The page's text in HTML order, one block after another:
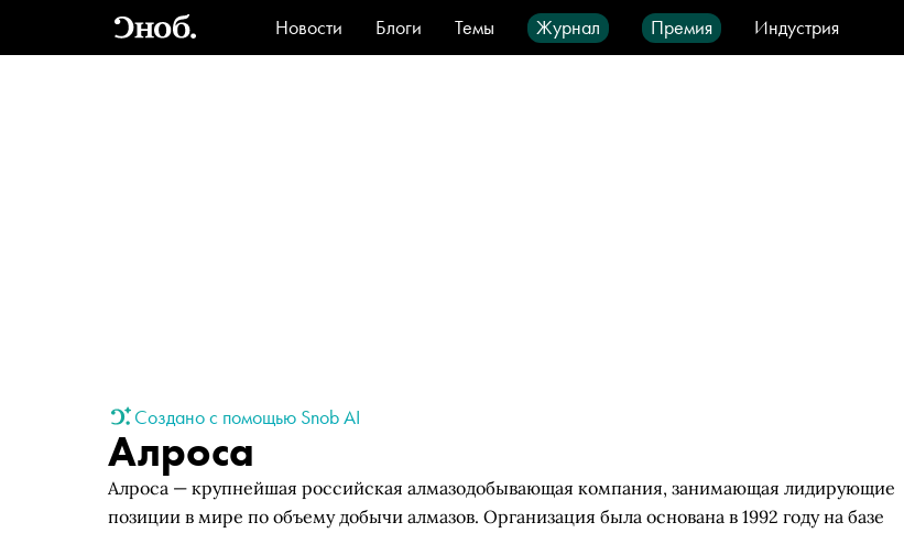
Новости Блоги Темы Журнал Премия
Индустрия
Стиль
Видео Город IT-продукты
Создано с помощью Snob AI
Алроса
Алроса — крупнейшая российская алмазодобывающая компания, занимающая лидирующие
позиции в мире по объему добычи алмазов. Организация была основана в 1992 году на базе